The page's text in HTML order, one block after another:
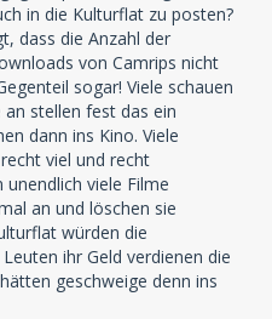
in die Kulturflat zu posten?
dass die Anzahl der
von Camrips nicht
sogar! Viele schauen
stellen fest das ein
dann ins Kino. Viele
viel und recht
unendlich viele Filme
an und löschen sie
würden die
ihr Geld verdienen die
geschweige denn ins